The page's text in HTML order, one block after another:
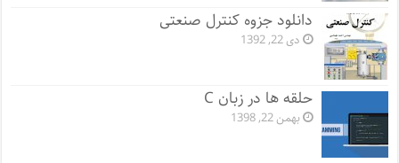
دانلود جزوه کنترل صنعتی
دی 22, 1392
حلقه ها در زبان C
بهمن 22, 1398